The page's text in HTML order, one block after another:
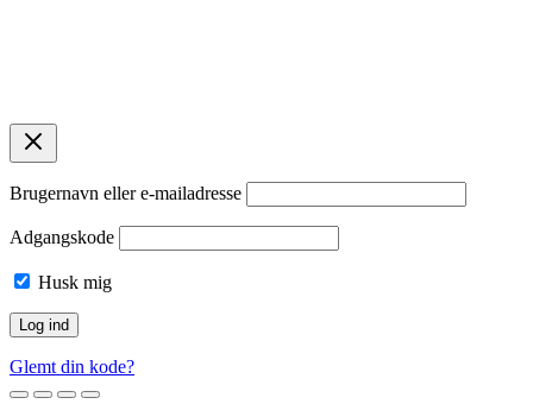
Brugernavn eller e-mailadresse
Adgangskode
Husk mig
Glemt din kode?